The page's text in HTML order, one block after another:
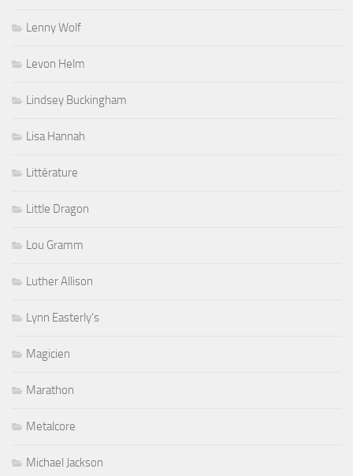
Lenny Wolf
Levon Helm
Lindsey Buckingham
Lisa Hannah
Littérature
Little Dragon
Lou Gramm
Luther Allison
Lynn Easterly's
Magicien
Marathon
Metalcore
Michael Jackson